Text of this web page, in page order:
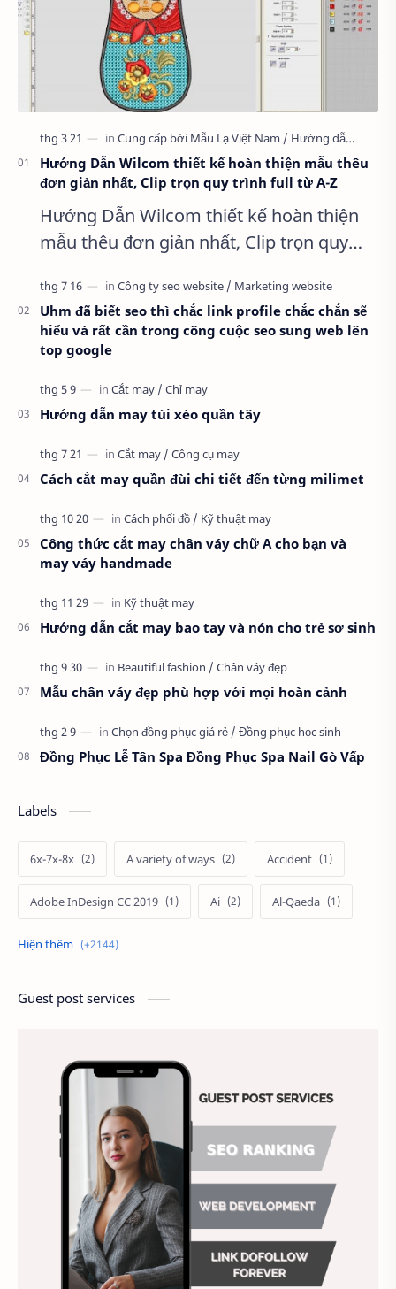
Hướng Dẫn Wilcom thiết kế hoàn thiện mẫu thêu
đơn giản nhất, Clip trọn quy trình full từ A-Z
Hướng Dẫn Wilcom thiết kế hoàn thiện
mẫu thêu đơn giản nhất, Clip trọn quy
thuật mới vào nghề, clip thực hành t…
Uhm đã biết seo thì chắc link profile chắc chắn sẽ
hiểu và rất cần trong công cuộc seo sung web lên
top google
Hướng dẫn may túi xéo quần tây
Cách cắt may quần đùi chi tiết đến từng milimet
Công thức cắt may chân váy chữ A cho bạn và
may váy handmade
Hướng dẫn cắt may bao tay và nón cho trẻ sơ sinh
Mẫu chân váy đẹp phù hợp với mọi hoàn cảnh
Đồng Phục Lễ Tân Spa Đồng Phục Spa Nail Gò Vấp
Labels
6x-7x-8x A variety of ways Accident
Adobe InDesign CC 2019 Ai Al-Qaeda
Alien Alternative
Ảnh nền chuẩn HD Ảnh nền đẹp
Ảnh nền sinh nhật
Animal Ankle boots Antarctic
Antibodies against Covid-19 Antiquarian
Antiviral antibodies Áo bà ba
Áo bà ba hiện đại Áo bà bầu Áo bác sĩ
Guest post services